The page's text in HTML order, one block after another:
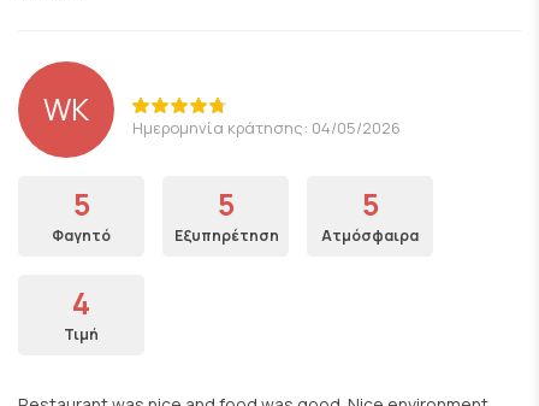
WK Ημερομηνία κράτησης: 04/05/2026
5
Φαγητό
5
Εξυπηρέτηση
5
Ατμόσφαιρα
4
Τιμή